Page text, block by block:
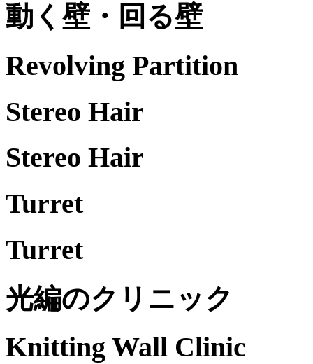
動く壁・回る壁
Revolving Partition
Stereo Hair
Stereo Hair
Turret
Turret
光編のクリニック
Knitting Wall Clinic